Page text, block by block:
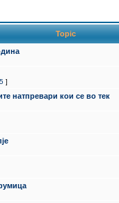
Topic
5 ]
натпревари кои се во тек